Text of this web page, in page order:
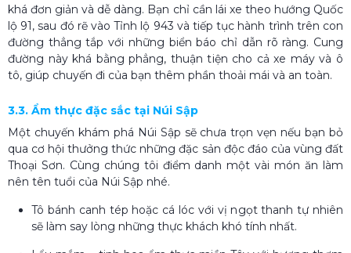
khá đơn giản và dễ dàng. Bạn chỉ cần lái xe theo hướng Quốc
lộ 91, sau đó rẽ vào Tỉnh lộ 943 và tiếp tục hành trình trên con
đường thẳng tắp với những biển báo chỉ dẫn rõ ràng. Cung
đường này khá bằng phẳng, thuận tiện cho cả xe máy và ô
tô, giúp chuyến đi của bạn thêm phần thoải mái và an toàn.
3.3. Ẩm thực đặc sắc tại Núi Sập
Một chuyến khám phá Núi Sập sẽ chưa trọn vẹn nếu bạn bỏ
qua cơ hội thưởng thức những đặc sản độc đáo của vùng đất
Thoại Sơn. Cùng chúng tôi điểm danh một vài món ăn làm
nên tên tuổi của Núi Sập nhé.
Tô bánh canh tép hoặc cá lóc với vị ngọt thanh tự nhiên
sẽ làm say lòng những thực khách khó tính nhất.